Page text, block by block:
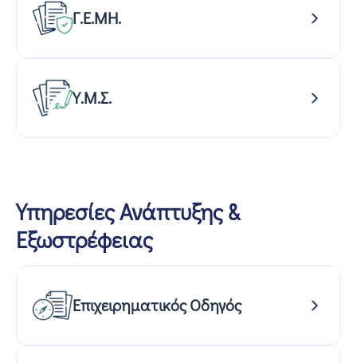
Γ.Ε.ΜΗ.
Υ.Μ.Σ.
Υπηρεσίες Ανάπτυξης &
Εξωστρέφειας
Επιχειρηματικός Οδηγός